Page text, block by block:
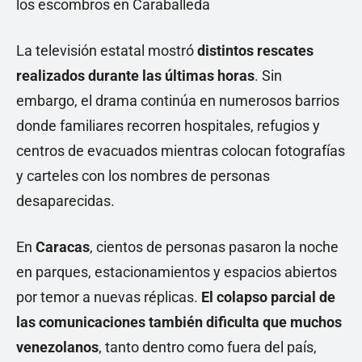
La televisión estatal mostródistintos rescates
realizados durante las últimas horas. Sin
embargo, el drama continúa en numerosos barrios
donde familiares recorren hospitales, refugios y
centros de evacuados mientras colocan fotografías
y carteles con los nombres de personas
desaparecidas.
En Caracas, cientos de personas pasaron la noche
en parques, estacionamientos y espacios abiertos
por temor a nuevas réplicas. El colapso parcial de
las comunicaciones también dificulta que muchos
venezolanos, tanto dentro como fuera del país,